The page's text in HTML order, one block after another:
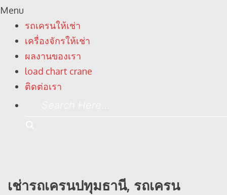
Menu
รถเครนให้เช่า
เครื่องจักรให้เช่า
ผลงานของเรา
load chart crane
ติดต่อเรา
เช่ารถเครนปทุมธานี, รถเครน